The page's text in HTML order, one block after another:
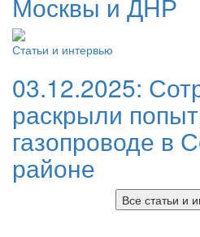
Статьи и интервью
03.12.2025:
раскрыли
газопроводе в
районе
Все статьи и